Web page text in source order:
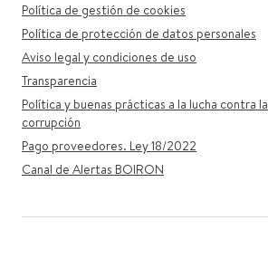
Política de gestión de cookies
Política de protección de datos personales
Aviso legal y condiciones de uso
Transparencia
Política y buenas prácticas a la lucha contra la
corrupción
Pago proveedores. Ley 18/2022
Canal de Alertas BOIRON